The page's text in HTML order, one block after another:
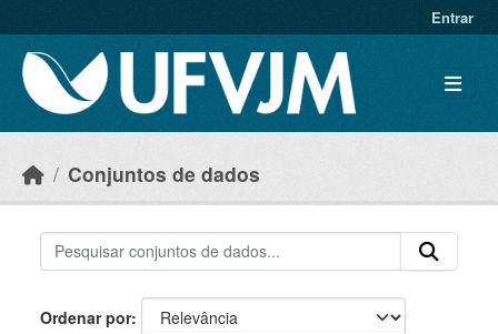
Entrar
Conjuntos de dados
Ordenar por